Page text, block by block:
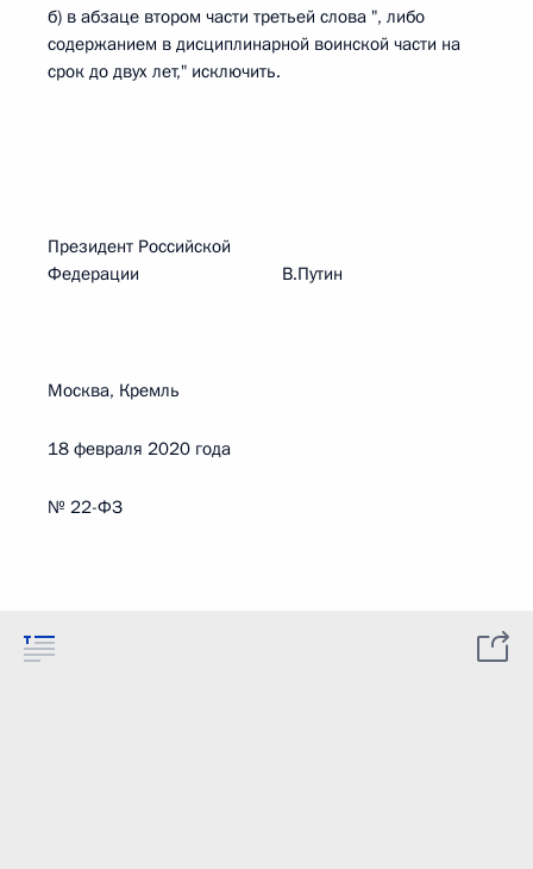
б) в абзаце втором части третьей слова ", либо
содержанием в дисциплинарной воинской части на
срок до двух лет," исключить.
Президент Российской
Федерации В.Путин
Москва, Кремль
18 февраля 2020 года
№ 22-ФЗ